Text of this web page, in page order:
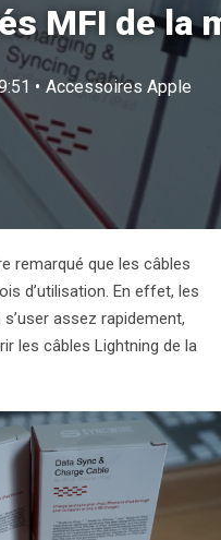
MFI de la
• Accessoires Apple
remarqué que les câbles
d’utilisation. En effet, les
assez rapidement,
les câbles Lightning de la